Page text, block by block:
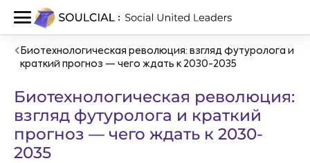
Биотехнологическая революция: взгляд футуролога и
краткий прогноз — чего ждать к 2030-2035
Биотехнологическая революция:
взгляд футуролога и краткий
прогноз — чего ждать к 2030-
2035